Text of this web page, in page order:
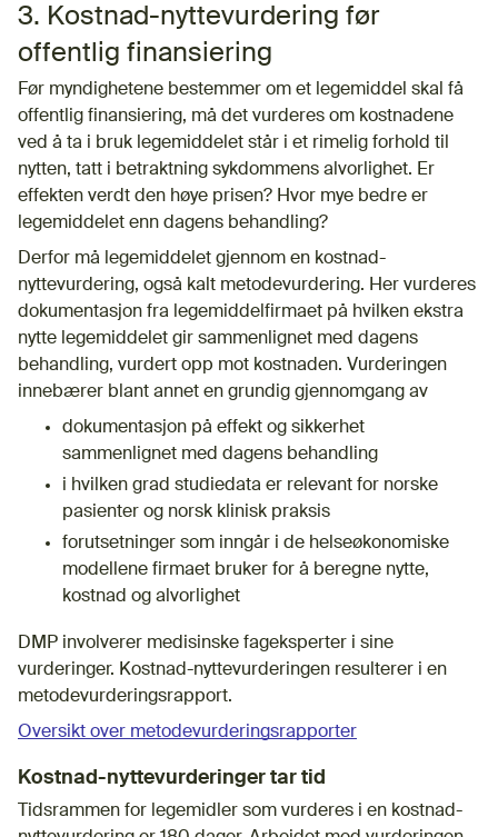
3. Kostnad-nyttevurdering før
offentlig finansiering
Før myndighetene bestemmer om et legemiddel skal få
offentlig finansiering, må det vurderes om kostnadene
ved å ta i bruk legemiddelet står i et rimelig forhold til
nytten, tatt i betraktning sykdommens alvorlighet. Er
effekten verdt den høye prisen? Hvor mye bedre er
legemiddelet enn dagens behandling?
Derfor må legemiddelet gjennom en kostnad-
nyttevurdering, også kalt metodevurdering. Her vurderes
dokumentasjon fra legemiddelfirmaet på hvilken ekstra
nytte legemiddelet gir sammenlignet med dagens
behandling, vurdert opp mot kostnaden. Vurderingen
innebærer blant annet en grundig gjennomgang av
dokumentasjon på effekt og sikkerhet
sammenlignet med dagens behandling
i hvilken grad studiedata er relevant for norske
pasienter og norsk klinisk praksis
forutsetninger som inngår i de helseøkonomiske
modellene firmaet bruker for å beregne nytte,
kostnad og alvorlighet
DMP involverer medisinske fageksperter i sine
vurderinger. Kostnad-nyttevurderingen resulterer i en
metodevurderingsrapport.
Oversikt over metodevurderingsrapporter
Kostnad-nyttevurderinger tar tid
Tidsrammen for legemidler som vurderes i en kostnad-